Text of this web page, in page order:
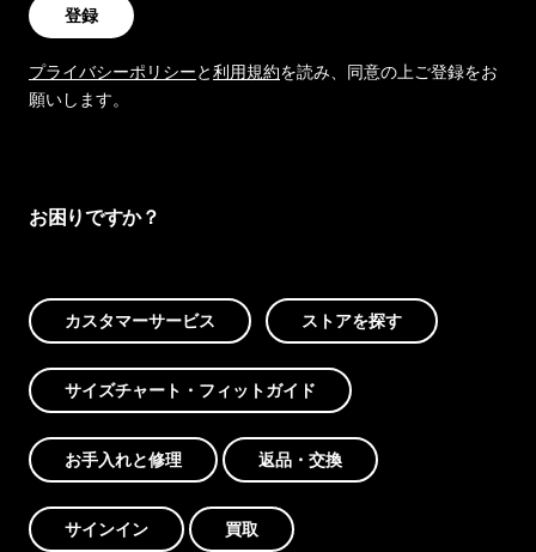
登録
プライバシーポリシーと利用規約を読み、同意の上ご登録をお
願いします。
お困りですか？
カスタマーサービス ストアを探す
サイズチャート・フィットガイド
お手入れと修理 返品・交換
サインイン 買取